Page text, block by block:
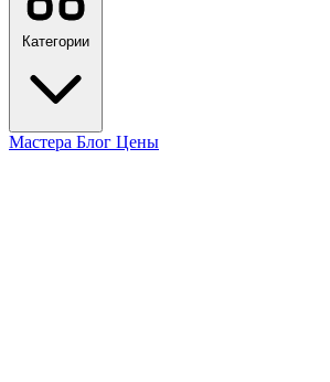
Категории
Мастера Блог Цены